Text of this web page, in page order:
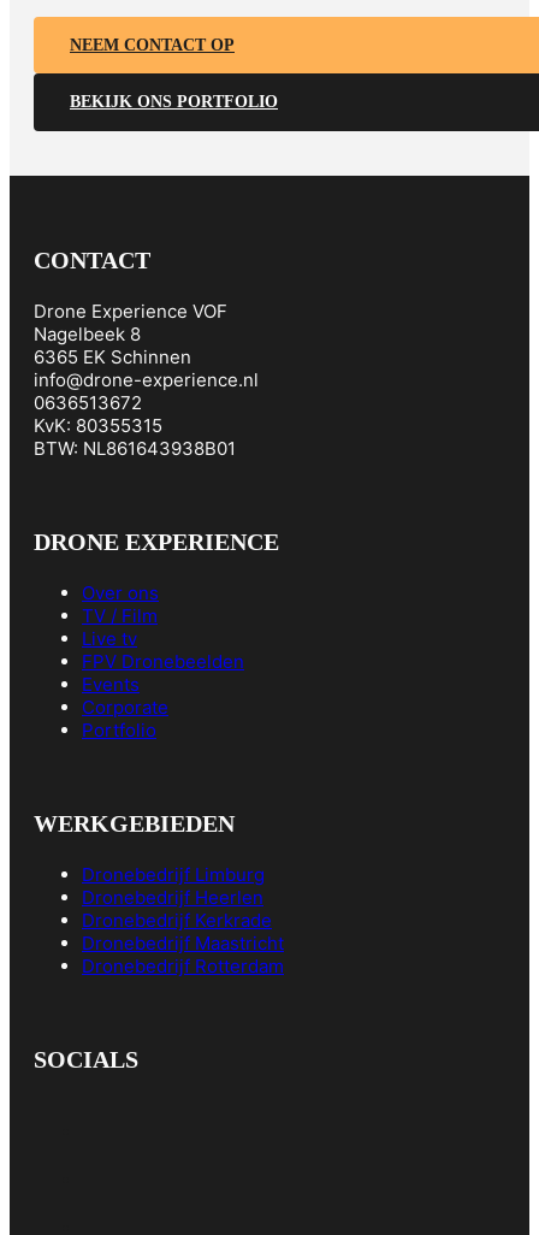
NEEM CONTACT OP
BEKIJK ONS PORTFOLIO
CONTACT
Drone Experience VOF
Nagelbeek 8
6365 EK Schinnen
info@drone-experience.nl
0636513672
KvK: 80355315
BTW: NL861643938B01
DRONE EXPERIENCE
Over ons
TV / Film
Live tv
FPV Dronebeelden
Events
Corporate
Portfolio
WERKGEBIEDEN
Dronebedrijf Limburg
Dronebedrijf Heerlen
Dronebedrijf Kerkrade
Dronebedrijf Maastricht
Dronebedrijf Rotterdam
SOCIALS